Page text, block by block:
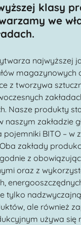
klasy
we
najwyższej
magazynowych
z tworzywa
Nasze produkty
naszym zakładzie
pojemniki BITO – w
zakłady
z
oraz z
tylko
ale również
używa się